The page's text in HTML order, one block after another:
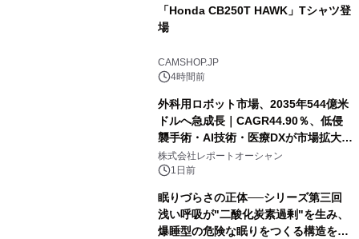
「Honda CB250T HAWK」Tシャツ登
場
CAMSHOP.JP
4時間前
外科用ロボット市場、2035年544億米
ドルへ急成長｜CAGR44.90％、低侵
襲手術・AI技術・医療DXが市場拡大を
牽引
株式会社レポートオーシャン
1日前
眠りづらさの正体──シリーズ第三回
浅い呼吸が"二酸化炭素過剰"を生み、
爆睡型の危険な眠りをつくる構造を解